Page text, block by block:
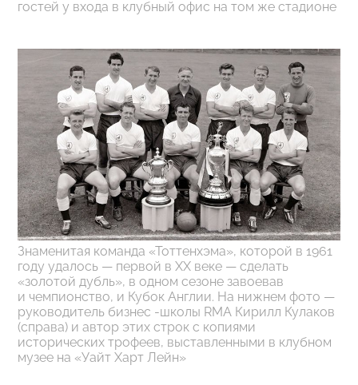
гостей у входа в клубный офис на том же стадионе
Знаменитая команда «Тоттенхэма», которой в 1961
году удалось — первой в XX веке — сделать
«золотой дубль», в одном сезоне завоевав
и чемпионство, и Кубок Англии. На нижнем фото —
руководитель бизнес -школы RMA Кирилл Кулаков
(справа) и автор этих строк с копиями
исторических трофеев, выставленными в клубном
музее на «Уайт Харт Лейн»